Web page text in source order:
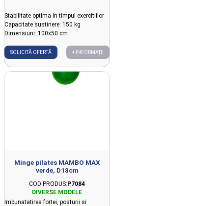
Stabilitate optima in timpul exercitiilor
Capacitate sustinere: 150 kg
Dimensiuni: 100x50 cm
SOLICITĂ OFERTĂ + INFORMAȚII
Minge pilates MAMBO MAX
verde, D18cm
COD PRODUS:P7084
Imbunatatirea fortei, posturii si